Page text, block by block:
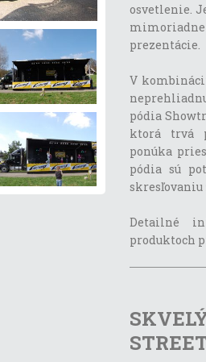
osvetlenie.
prezentácie.
V
pódia
ktorá trvá
ponúka
pódia sú
skresľovaniu
Detailné
produktoch